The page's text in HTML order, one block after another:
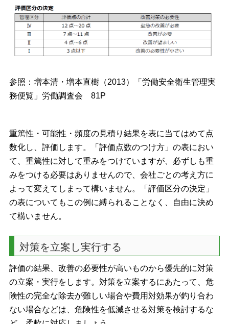
参照：増本清・増本直樹（2013）「労働安全衛生管理実
務便覧」労働調査会 81P
重篤性・可能性・頻度の見積り結果を表に当てはめて点
数化し、評価します。「評価点数のつけ方」の表におい
て、重篤性に対して重みをつけていますが、必ずしも重
みをつける必要はありませんので、会社ごとの考え方に
よって変えてしまって構いません。「評価区分の決定」
の表についてもこの例に縛られることなく、自由に決め
て構いません。
対策を立案し実行する
評価の結果、改善の必要性が高いものから優先的に対策
の立案・実行をします。対策を立案するにあたって、危
険性の完全な除去が難しい場合や費用対効果が釣り合わ
ない場合などは、危険性を低減させる対策を検討するな